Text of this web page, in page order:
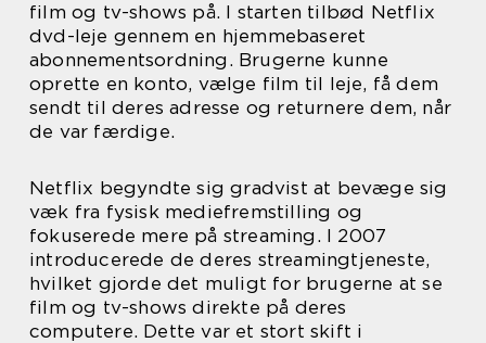
film og tv-shows på. I starten tilbød Netflix
dvd-leje gennem en hjemmebaseret
abonnementsordning. Brugerne kunne
oprette en konto, vælge film til leje, få dem
sendt til deres adresse og returnere dem, når
de var færdige.
Netflix begyndte sig gradvist at bevæge sig
væk fra fysisk mediefremstilling og
fokuserede mere på streaming. I 2007
introducerede de deres streamingtjeneste,
hvilket gjorde det muligt for brugerne at se
film og tv-shows direkte på deres
computere. Dette var et stort skift i